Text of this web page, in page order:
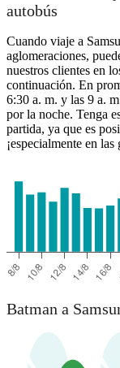
autobús
Cuando viaje a
aglomeraciones,
nuestros clientes en
continuación. En
6:30 a. m. y las 9 a.
por la noche. Tenga
partida, ya que es
¡especialmente en
Batman a